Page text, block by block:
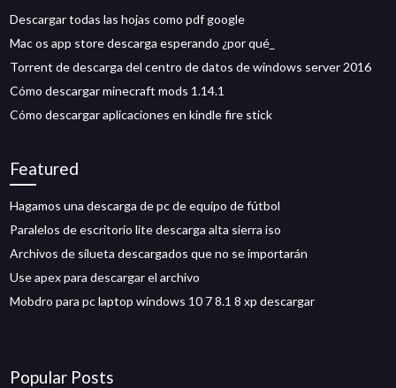
Descargar todas las hojas como pdf google
Mac os app store descarga esperando ¿por qué_
Torrent de descarga del centro de datos de windows server 2016
Cómo descargar minecraft mods 1.14.1
Cómo descargar aplicaciones en kindle fire stick
Featured
Hagamos una descarga de pc de equipo de fútbol
Paralelos de escritorio lite descarga alta sierra iso
Archivos de silueta descargados que no se importarán
Use apex para descargar el archivo
Mobdro para pc laptop windows 10 7 8.1 8 xp descargar
Popular Posts